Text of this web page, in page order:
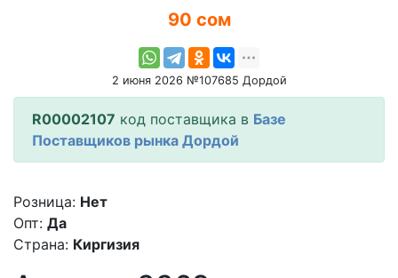
90 сом
2 июня 2026 №107685 Дордой
R00002107 код поставщика в Базе
Поставщиков рынка Дордой
Розница: Нет
Опт: Да
Страна: Киргизия